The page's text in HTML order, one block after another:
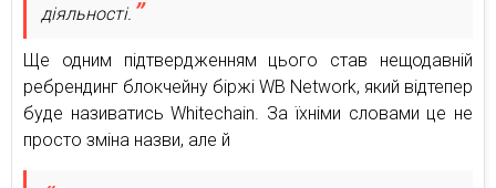
діяльності.
Ще одним підтвердженням цього став нещодавній
ребрендинг блокчейну біржі WB Network, який відтепер
буде називатись Whitechain. За їхніми словами це не
просто зміна назви, але й